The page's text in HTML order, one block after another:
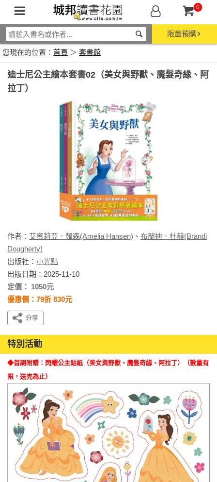
0
限量預購
您現在的位置： 首頁 ＞ 套書館
迪士尼公主繪本套書02（美女與野獸、魔髮奇緣、阿
拉丁）
作者： 艾蜜莉亞．韓森(Amelia Hansen) 、 布蘭迪．杜赫(Brandi
Dougherty)
出版社： 小光點
出版日期：2025-11-10
定價： 1050元
優惠價：79折 830元
特別活動
◆首刷附贈：閃耀公主貼紙（美女與野獸、魔髮奇緣、阿拉丁）（數量有
限，送完為止）